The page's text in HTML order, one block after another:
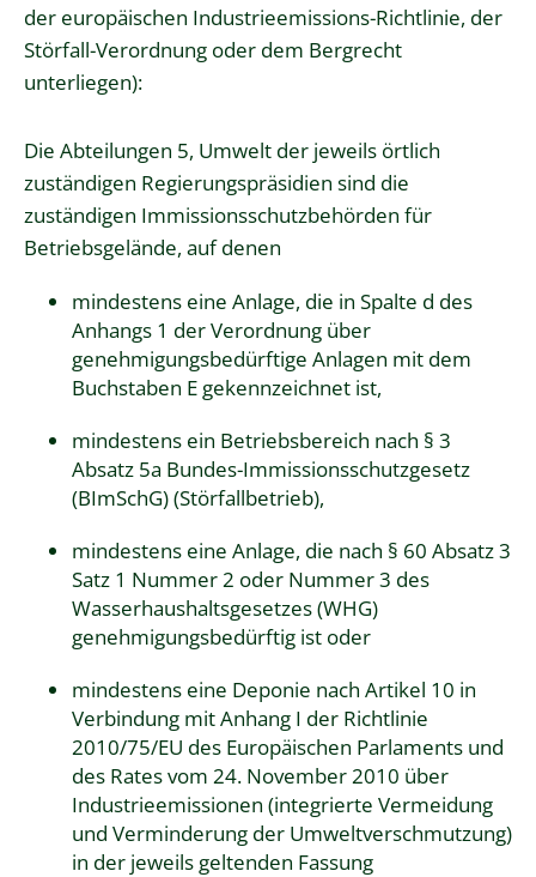
der europäischen Industrieemissions-Richtlinie, der
Störfall-Verordnung oder dem Bergrecht
unterliegen):
Die Abteilungen 5, Umwelt der jeweils örtlich
zuständigen Regierungspräsidien sind die
zuständigen Immissionsschutzbehörden für
Betriebsgelände, auf denen
mindestens eine Anlage, die in Spalte d des
Anhangs 1 der Verordnung über
genehmigungsbedürftige Anlagen mit dem
Buchstaben E gekennzeichnet ist,
mindestens ein Betriebsbereich nach § 3
Absatz 5a Bundes-Immissionsschutzgesetz
(BImSchG) (Störfallbetrieb),
mindestens eine Anlage, die nach § 60 Absatz 3
Satz 1 Nummer 2 oder Nummer 3 des
Wasserhaushaltsgesetzes (WHG)
genehmigungsbedürftig ist oder
mindestens eine Deponie nach Artikel 10 in
Verbindung mit Anhang I der Richtlinie
2010/75/EU des Europäischen Parlaments und
des Rates vom 24. November 2010 über
Industrieemissionen (integrierte Vermeidung
und Verminderung der Umweltverschmutzung)
in der jeweils geltenden Fassung